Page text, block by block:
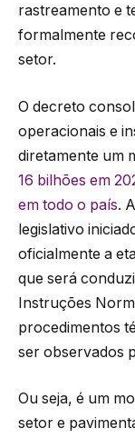
rastreamento e
formalmente
setor.
O decreto
operacionais e
diretamente um
16 bilhões em
em todo o país.
legislativo
oficialmente a
que será
Instruções
procedimentos
ser observados
Ou seja, é um
setor e